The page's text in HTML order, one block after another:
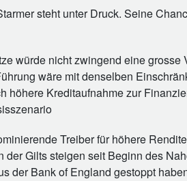
steht unter Druck. Seine
würde nicht zwingend eine grosse
wäre mit denselben
höhere Kreditaufnahme zur
Treiber für höhere
Gilts steigen seit Beginn des
der Bank of England gestoppt